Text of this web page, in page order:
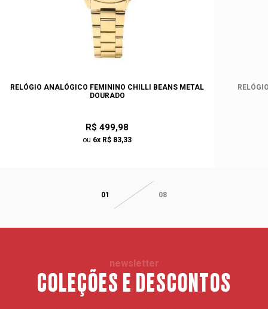
RELÓGIO ANALÓGICO FEMININO CHILLI BEANS METAL
DOURADO
R$ 499,98
ou 6x R$ 83,33
01 08
newsletter
COLEÇÕES E DESCONTOS